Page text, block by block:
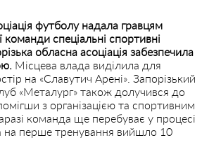
футболу надала гравцям
команди спеціальні спортивні
обласна асоціація забезпечила
Місцева влада виділила для
на «Славутич Арені». Запорізький
«Металург» також долучився до
з організацією та спортивним
команда ще перебуває у процесі
на перше тренування вийшло 10